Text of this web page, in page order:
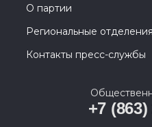
О партии
Региональные отделения
Контакты пресс-службы
+7